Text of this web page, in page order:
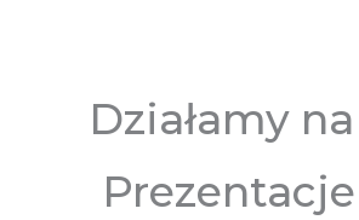
Działamy